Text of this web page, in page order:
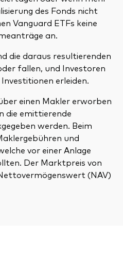
des Fonds nicht
Vanguard ETFs keine
an.
die daraus resultierenden
fallen, und Investoren
erleiden.
einen Makler erworben
die emittierende
werden. Beim
und
vor einer Anlage
Der Marktpreis von
(NAV)